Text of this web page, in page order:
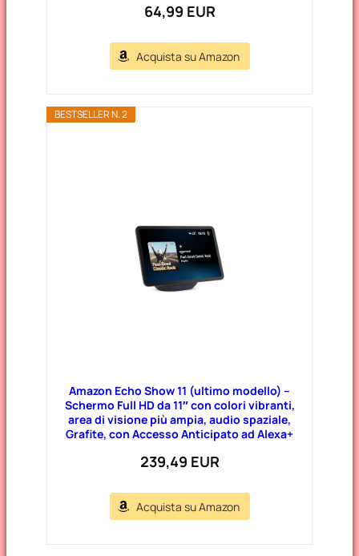
64,99 EUR
Acquista su Amazon
BESTSELLER N. 2
Amazon Echo Show 11 (ultimo modello) –
Schermo Full HD da 11″ con colori vibranti,
area di visione più ampia, audio spaziale,
Grafite, con Accesso Anticipato ad Alexa+
239,49 EUR
Acquista su Amazon